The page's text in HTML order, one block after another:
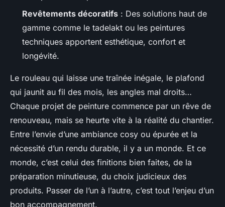
Revêtements décoratifs : Des solutions haut de
gamme comme le tadelakt ou les peintures
techniques apportent esthétique, confort et
longévité.
Le rouleau qui laisse une traînée inégale, le plafond
qui jaunit au fil des mois, les angles mal droits…
Chaque projet de peinture commence par un rêve de
renouveau, mais se heurte vite à la réalité du chantier.
Entre l’envie d’une ambiance cosy ou épurée et la
nécessité d’un rendu durable, il y a un monde. Et ce
monde, c’est celui des finitions bien faites, de la
préparation minutieuse, du choix judicieux des
produits. Passer de l’un à l’autre, c’est tout l’enjeu d’un
bon accompagnement.